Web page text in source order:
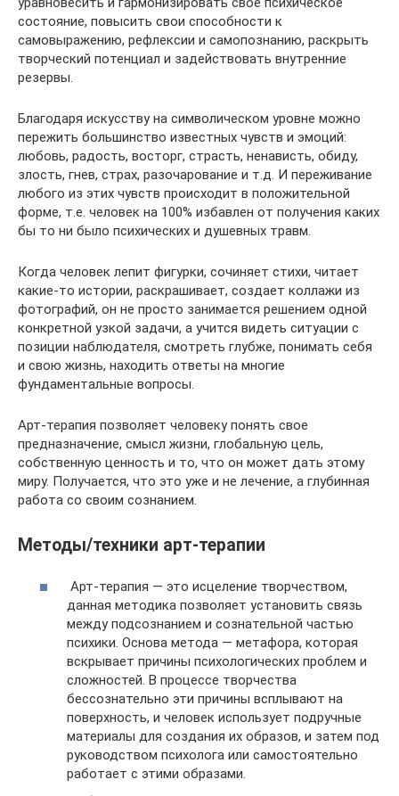
состояние, повысить свои способности к
самовыражению, рефлексии и самопознанию, раскрыть
творческий потенциал и задействовать внутренние
резервы.
Благодаря искусству на символическом уровне можно
пережить большинство известных чувств и эмоций:
любовь, радость, восторг, страсть, ненависть, обиду,
злость, гнев, страх, разочарование и т.д. И переживание
любого из этих чувств происходит в положительной
форме, т.е. человек на 100% избавлен от получения каких
бы то ни было психических и душевных травм.
Когда человек лепит фигурки, сочиняет стихи, читает
какие-то истории, раскрашивает, создает коллажи из
фотографий, он не просто занимается решением одной
конкретной узкой задачи, а учится видеть ситуации с
позиции наблюдателя, смотреть глубже, понимать себя
и свою жизнь, находить ответы на многие
фундаментальные вопросы.
Арт-терапия позволяет человеку понять свое
предназначение, смысл жизни, глобальную цель,
собственную ценность и то, что он может дать этому
миру. Получается, что это уже и не лечение, а глубинная
работа со своим сознанием.
Методы/техники арт-терапии
Арт-терапия — это исцеление творчеством,
данная методика позволяет установить связь
между подсознанием и сознательной частью
психики. Основа метода — метафора, которая
вскрывает причины психологических проблем и
сложностей. В процессе творчества
бессознательно эти причины всплывают на
поверхность, и человек использует подручные
материалы для создания их образов, и затем под
руководством психолога или самостоятельно
работает с этими образами.